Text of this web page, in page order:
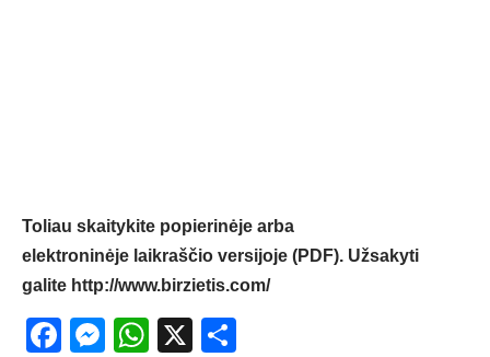
Toliau skaitykite popierinėje arba
elektroninėje laikraščio versijoje (PDF). Užsakyti
galite http://www.birzietis.com/
Facebook
Messenger
WhatsApp
X